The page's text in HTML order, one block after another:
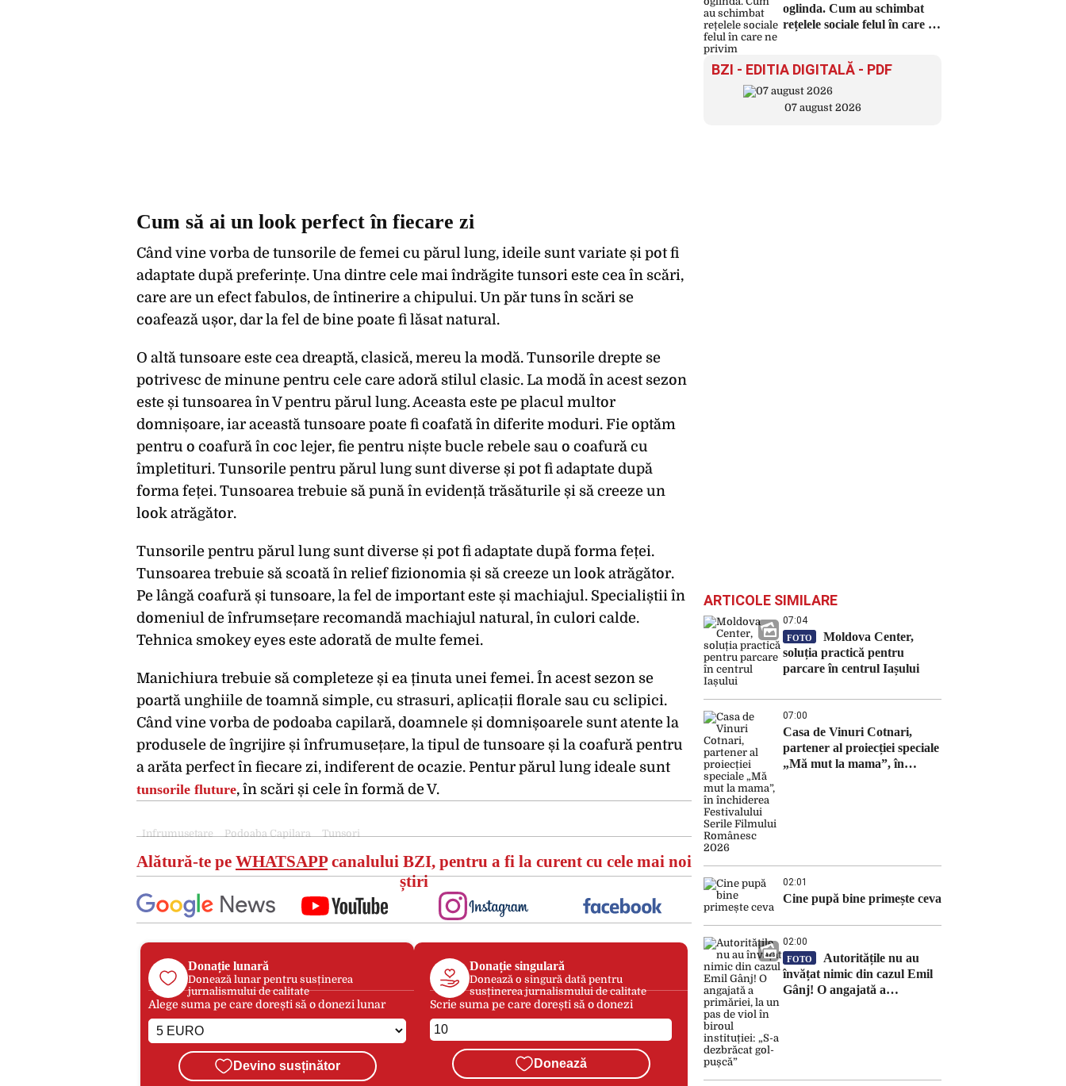
Cum să ai un look perfect în fiecare zi
Când vine vorba de tunsorile de femei cu părul lung, ideile sunt variate și pot fi
adaptate după preferințe. Una dintre cele mai îndrăgite tunsori este cea în scări,
care are un efect fabulos, de întinerire a chipului. Un păr tuns în scări se
coafează ușor, dar la fel de bine poate fi lăsat natural.
O altă tunsoare este cea dreaptă, clasică, mereu la modă. Tunsorile drepte se
potrivesc de minune pentru cele care adoră stilul clasic. La modă în acest sezon
este și tunsoarea în V pentru părul lung. Aceasta este pe placul multor
domnișoare, iar această tunsoare poate fi coafată în diferite moduri. Fie optăm
pentru o coafură în coc lejer, fie pentru niște bucle rebele sau o coafură cu
împletituri. Tunsorile pentru părul lung sunt diverse și pot fi adaptate după
forma feței. Tunsoarea trebuie să pună în evidență trăsăturile și să creeze un
look atrăgător.
Tunsorile pentru părul lung sunt diverse și pot fi adaptate după forma feței.
Tunsoarea trebuie să scoată în relief fizionomia și să creeze un look atrăgător.
Pe lângă coafură și tunsoare, la fel de important este și machiajul. Specialiștii în
domeniul de înfrumsețare recomandă machiajul natural, în culori calde.
Tehnica smokey eyes este adorată de multe femei.
Manichiura trebuie să completeze și ea ținuta unei femei. În acest sezon se
poartă unghiile de toamnă simple, cu strasuri, aplicații florale sau cu sclipici.
Când vine vorba de podoaba capilară, doamnele și domnișoarele sunt atente la
produsele de îngrijire și înfrumusețare, la tipul de tunsoare și la coafură pentru
a arăta perfect în fiecare zi, indiferent de ocazie. Pentur părul lung ideale sunt
tunsorile fluture, în scări și cele în formă de V.
Infrumusetare Podoaba Capilara Tunsori
Alătură-te pe WHATSAPPcanalului BZI, pentru a fi la curent cu cele mai noi
știri
Donație lunară
Donează lunar pentru susținerea
jurnalismului de calitate
Alege suma pe care dorești să o donezi lunar
Devino susținător
Donație singulară
Donează o singură dată pentru
susținerea jurnalismului de calitate
Scrie suma pe care dorești să o donezi
Donează
oglinda. Cum au schimbat
rețelele sociale felul în care ne
BZI - EDITIA DIGITALĂ - PDF
07 august 2026
ARTICOLE SIMILARE
07:04
FOTO
Moldova Center,
soluția practică pentru
parcare în centrul Iașului
07:00
Casa de Vinuri Cotnari,
partener al proiecției speciale
„Mă mut la mama”, în
02:01
Cine pupă bine primește ceva
02:00
FOTO
Autoritățile nu au
învățat nimic din cazul Emil
Gânj! O angajată a